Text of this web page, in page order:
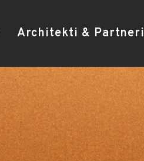
Architekti & Partneri